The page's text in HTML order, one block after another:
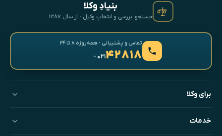
بنیادِ وکلا
جستجو، بررسی و انتخابِ وکیل · از سال ۱۳۸۷
تماس و پشتیبانی · همه‌روزه ۸ تا ۲۴
۴۲۸۱۸- ۰۲۱
برای وکلا
خدمات